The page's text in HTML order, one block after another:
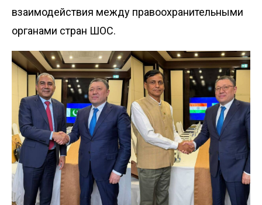
взаимодействия между правоохранительными
органами стран ШОС.